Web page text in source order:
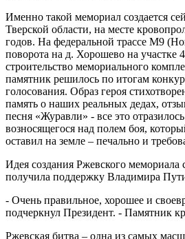
Именно такой мемориал создается
Тверской области, на месте
годов. На федеральной трассе М9
поворота на д. Хорошево на участке
строительство мемориального
памятник решилось по итогам
голосования. Образ героя
память о наших реальных дедах,
песня «Журавли» - все это
возносящегося над полем боя,
оставил на земле – печально и
Идея создания Ржевского мемориала
получила поддержку Владимира
- Очень правильное, хорошее и
подчеркнул Президент. - Памятник
Ржевская битва – одна из самых